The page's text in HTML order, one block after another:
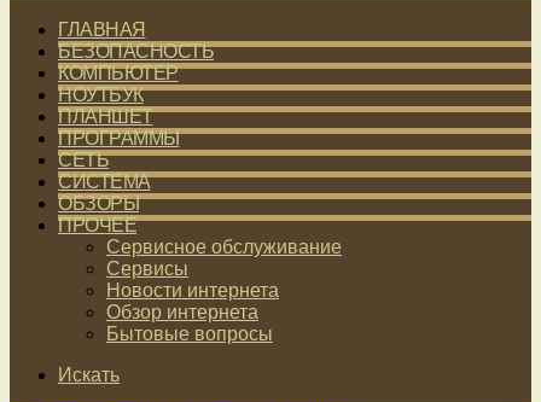
ГЛАВНАЯ
БЕЗОПАСНОСТЬ
КОМПЬЮТЕР
НОУТБУК
ПЛАНШЕТ
ПРОГРАММЫ
СЕТЬ
СИСТЕМА
ОБЗОРЫ
ПРОЧЕЕ
Сервисное обслуживание
Сервисы
Новости интернета
Обзор интернета
Бытовые вопросы
Искать